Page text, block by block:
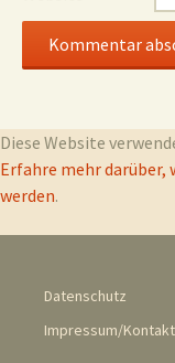
Diese Website
Erfahre mehr
werden.
Datenschutz
Impressum/Kontakt